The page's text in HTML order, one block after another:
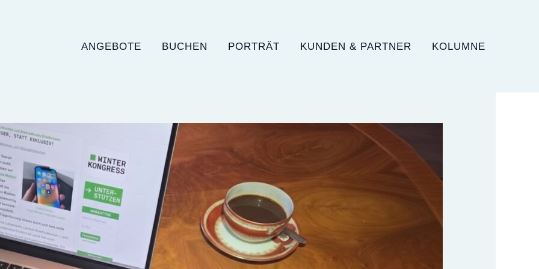
ANGEBOTE BUCHEN PORTRÄT KUNDEN & PARTNER KOLUMNE